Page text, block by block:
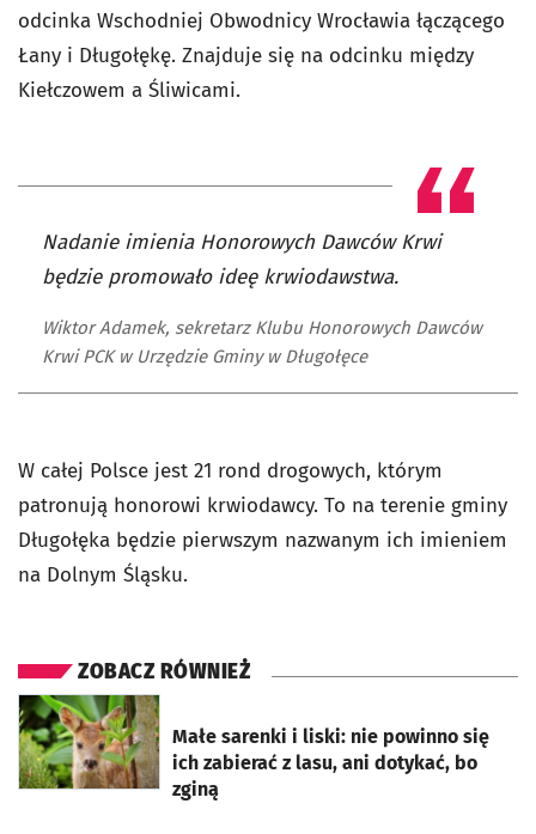
odcinka Wschodniej Obwodnicy Wrocławia łączącego
Łany i Długołękę. Znajduje się na odcinku między
Kiełczowem a Śliwicami.
Nadanie imienia Honorowych Dawców Krwi
będzie promowało ideę krwiodawstwa.
Wiktor Adamek, sekretarz Klubu Honorowych Dawców
Krwi PCK w Urzędzie Gminy w Długołęce
W całej Polsce jest 21 rond drogowych, którym
patronują honorowi krwiodawcy. To na terenie gminy
Długołęka będzie pierwszym nazwanym ich imieniem
na Dolnym Śląsku.
ZOBACZ RÓWNIEŻ
Małe sarenki i liski: nie powinno się
ich zabierać z lasu, ani dotykać, bo
zginą
otworzy się w nowej karcie